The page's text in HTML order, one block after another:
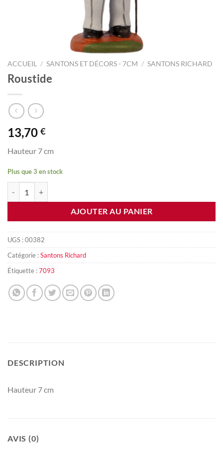
ACCUEIL / SANTONS ET DÉCORS - 7CM / SANTONS RICHARD
Roustide
13,70 €
Hauteur 7 cm
Plus que 3 en stock
AJOUTER AU PANIER
UGS :00382
Catégorie :Santons Richard
Étiquette :7093
DESCRIPTION
Hauteur 7 cm
AVIS (0)